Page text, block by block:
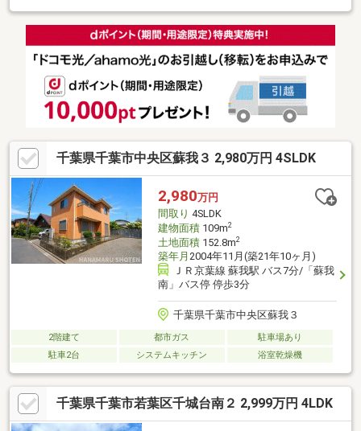
家族でゆったり寛げる憩いの場に 。部屋数が多く、お子様の成長
やリモートワーク、趣味のお部屋にも柔軟に対応できます。セキ
スイハイム施工 の確かな造りに加え、トイレ交換やクロス張替等
のリフォームを実施 。家計に優しいオール電化住宅です 。さらに
ートいたします ！
千葉県千葉市中央区蘇我３ 2,980万円 4SLDK
2,980万円
間取り 4SLDK
建物面積109m2
土地面積152.8m2
築年月 2004年11月(築21年10ヶ月)
ＪＲ京葉線 蘇我駅 バス7分/「蘇我
南」バス停 停歩3分
千葉県千葉市中央区蘇我３
2階建て 都市ガス
駐車場あり
駐車2台
システムキッチン 浴室乾燥機
千葉県千葉市若葉区千城台南２ 2,999万円 4LDK